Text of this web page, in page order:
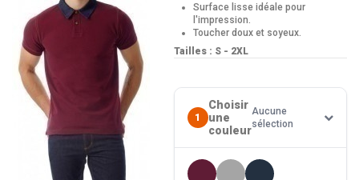
Surface lisse idéale pour
l'impression.
Toucher doux et soyeux.
Tailles : S - 2XL
1
Choisir
une
couleur
Aucune
sélection